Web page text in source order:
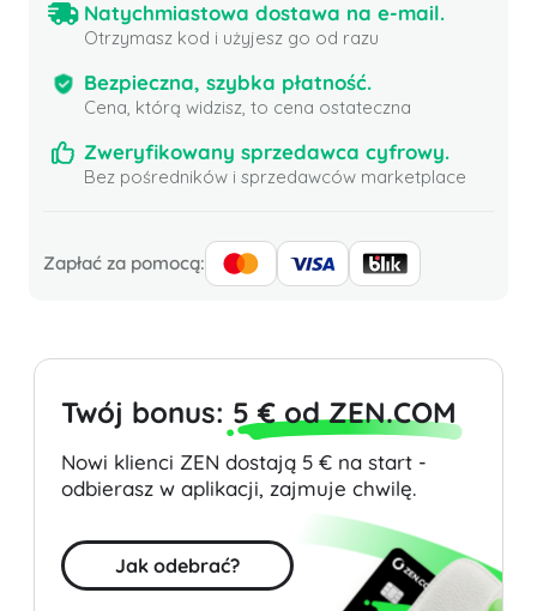
Natychmiastowa dostawa na e-mail.
Otrzymasz kod i użyjesz go od razu
Bezpieczna, szybka płatność.
Cena, którą widzisz, to cena ostateczna
Zweryfikowany sprzedawca cyfrowy.
Bez pośredników i sprzedawców marketplace
Zapłać za pomocą:
Twój bonus: 5 € od ZEN.COM
Nowi klienci ZEN dostają 5 € na start -
odbierasz w aplikacji, zajmuje chwilę.
Jak odebrać?